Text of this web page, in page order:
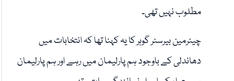
مطلوب نہیں تھی۔
چیئرمین بیرسٹر گوہر کا یہ کہنا تھا کہ انتخابات میں
دھاندلی کے باوجود ہم پارلیمان میں رہے اور ہم پارلیمان